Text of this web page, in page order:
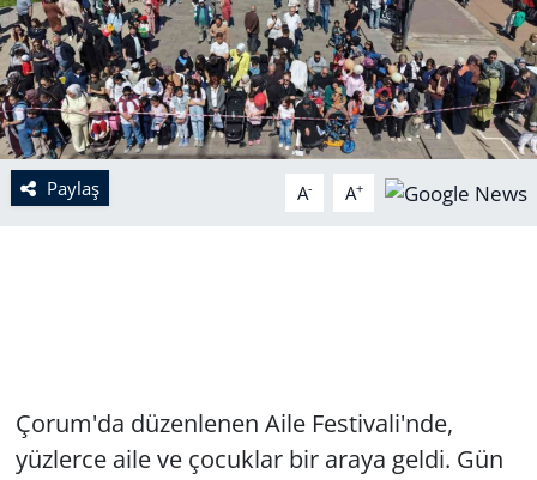
Paylaş A- A+
Çorum'da düzenlenen Aile Festivali'nde,
yüzlerce aile ve çocuklar bir araya geldi. Gün